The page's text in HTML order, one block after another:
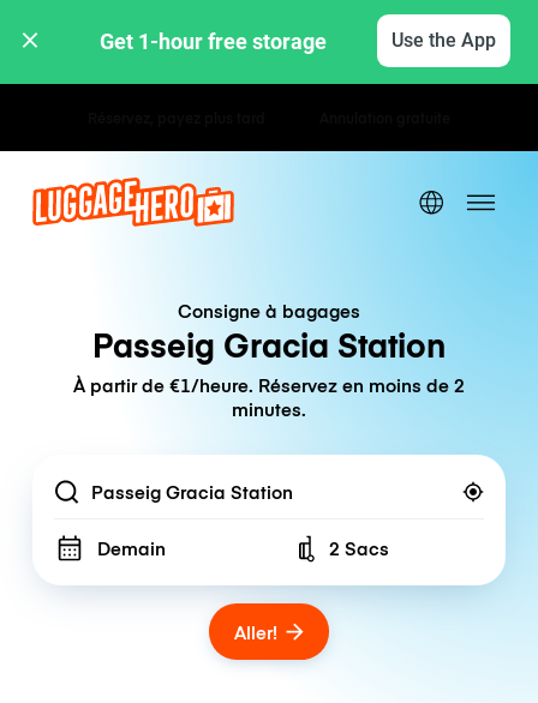
Get 1-hour free storage Use the App
Consigne à bagages
Passeig Gracia Station
À partir de €1/heure. Réservez en moins de 2
minutes.
Location
Demain Number of bags
2 Sacs
Aller!